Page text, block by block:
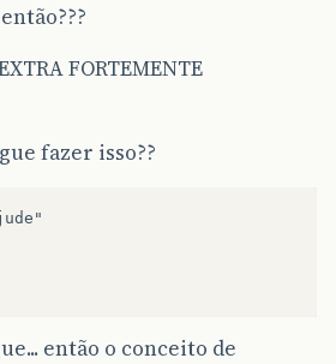
FORTEMENTE
fazer isso??
então o conceito de